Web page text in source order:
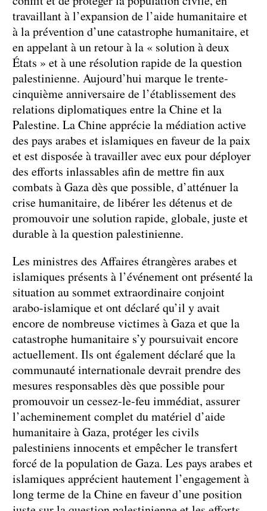
travaillant à l’expansion de l’aide humanitaire et
à la prévention d’une catastrophe humanitaire, et
en appelant à un retour à la « solution à deux
États » et à une résolution rapide de la question
palestinienne. Aujourd’hui marque le trente-
cinquième anniversaire de l’établissement des
relations diplomatiques entre la Chine et la
Palestine. La Chine apprécie la médiation active
des pays arabes et islamiques en faveur de la paix
et est disposée à travailler avec eux pour déployer
des efforts inlassables afin de mettre fin aux
combats à Gaza dès que possible, d’atténuer la
crise humanitaire, de libérer les détenus et de
promouvoir une solution rapide, globale, juste et
durable à la question palestinienne.
Les ministres des Affaires étrangères arabes et
islamiques présents à l’événement ont présenté la
situation au sommet extraordinaire conjoint
arabo-islamique et ont déclaré qu’il y avait
encore de nombreuse victimes à Gaza et que la
catastrophe humanitaire s’y poursuivait encore
actuellement. Ils ont également déclaré que la
communauté internationale devrait prendre des
mesures responsables dès que possible pour
promouvoir un cessez-le-feu immédiat, assurer
l’acheminement complet du matériel d’aide
humanitaire à Gaza, protéger les civils
palestiniens innocents et empêcher le transfert
forcé de la population de Gaza. Les pays arabes et
islamiques apprécient hautement l’engagement à
long terme de la Chine en faveur d’une position